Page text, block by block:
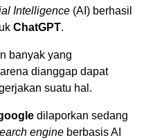
Intelligence (AI) berhasil
ChatGPT.
banyak yang
dianggap dapat
suatu hal.
dilaporkan sedang
engine berbasis AI